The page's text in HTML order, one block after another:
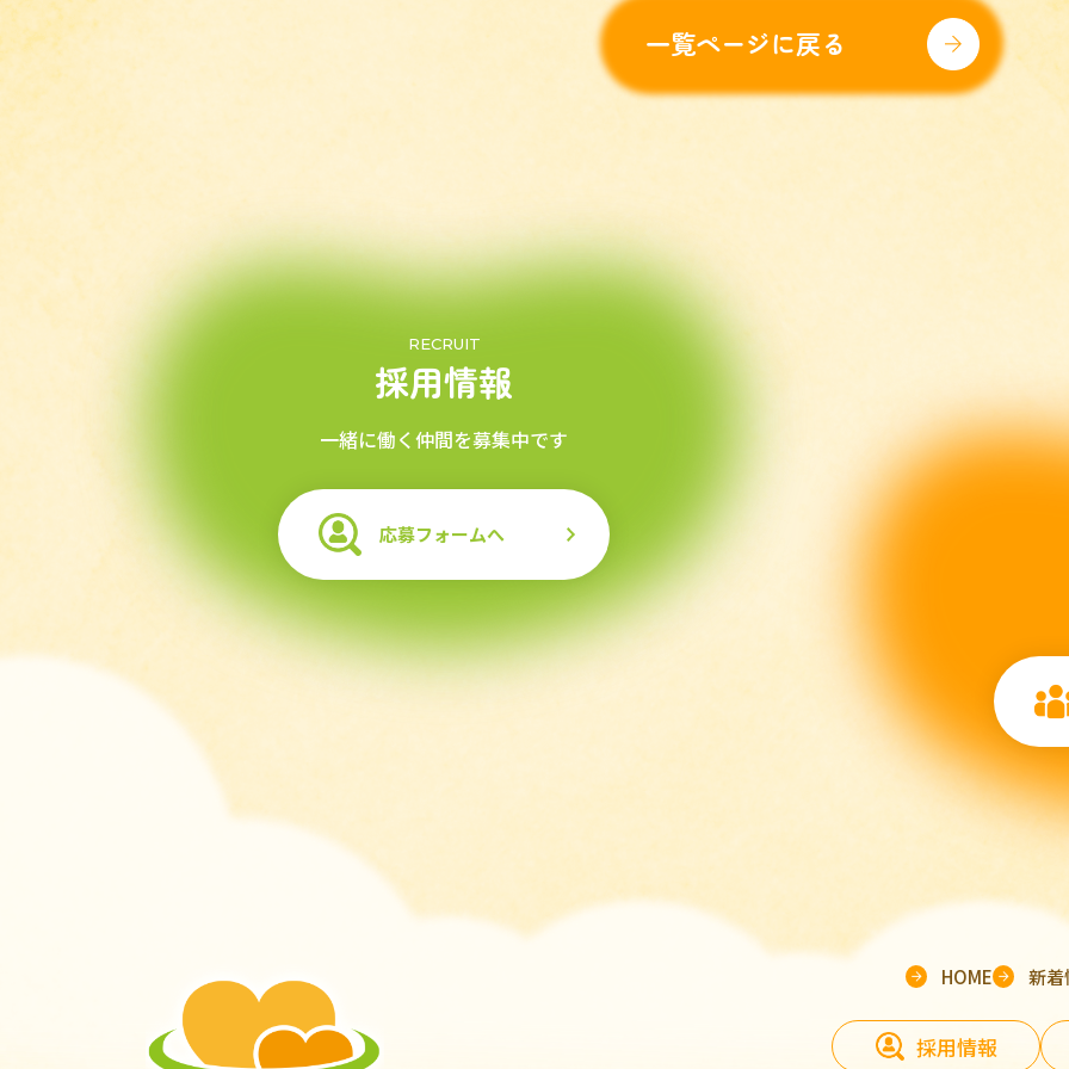
一覧ページに戻る
RECRUIT
採用情報
一緒に働く仲間を募集中です
応募フォームへ
HOME 新着
採用情報